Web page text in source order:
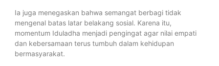
Ia juga menegaskan bahwa semangat berbagi tidak
mengenal batas latar belakang sosial. Karena itu,
momentum Iduladha menjadi pengingat agar nilai empati
dan kebersamaan terus tumbuh dalam kehidupan
bermasyarakat.